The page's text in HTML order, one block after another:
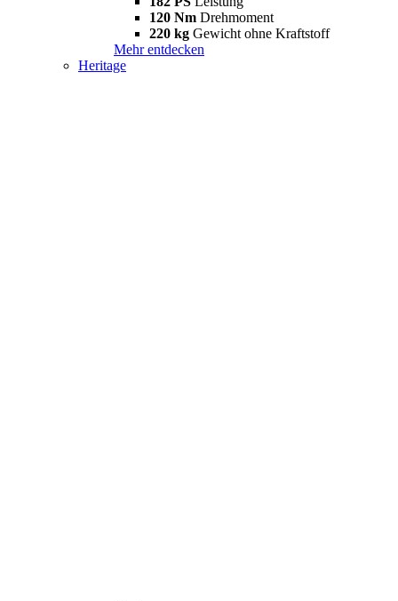
120 Nm Drehmoment
220 kg Gewicht ohne Kraftstoff
Mehr entdecken
Heritage